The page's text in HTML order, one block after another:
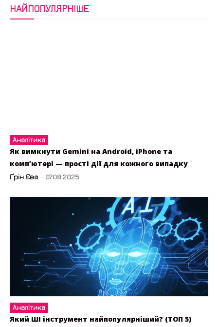
НАЙПОПУЛЯРНІШЕ
Аналітика
Як вимкнути Gemini на Android, iPhone та
комп’ютері — прості дії для кожного випадку
Ґрін Єва - 07.08.2025
Аналітика
Який ШІ інструмент найпопулярніший? (ТОП 5)